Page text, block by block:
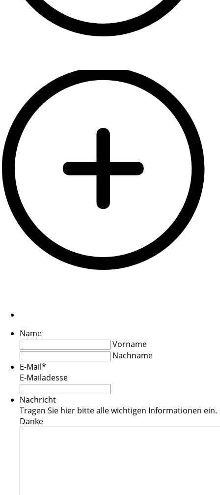
Name
Vorname
Nachname
E-Mail*
E-Mailadesse
Nachricht
Tragen Sie hier bitte alle wichtigen Informationen ein.
Danke